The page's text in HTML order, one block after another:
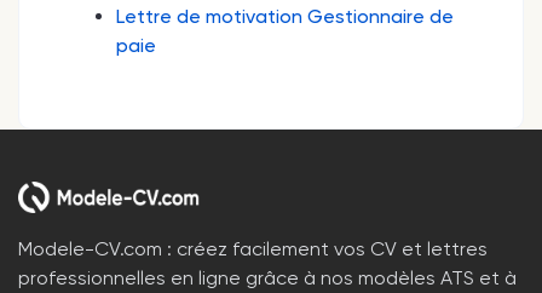
Lettre de motivation Gestionnaire de
paie
Modele-CV.com : créez facilement vos CV et lettres
professionnelles en ligne grâce à nos modèles ATS et à